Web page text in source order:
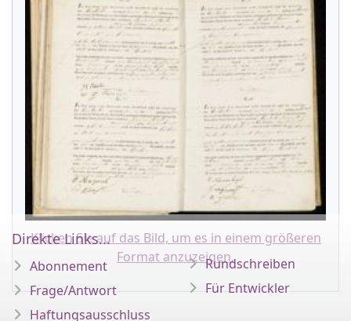
Klicken Sie auf das Bild, um es in einem größeren
Format anzuzeigen.
Direkte Links...
Abonnement
Frage/Antwort
Haftungsausschluss
Rundschreiben
Für Entwickler